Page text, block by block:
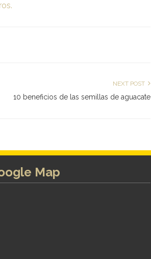
NEXT POST
10 beneficios de las semillas de aguacate
Map